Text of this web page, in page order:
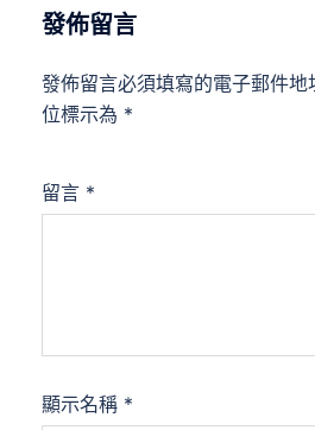
發佈留言
發佈留言必須填寫的電子郵件地
位標示為 *
留言 *
顯示名稱 *